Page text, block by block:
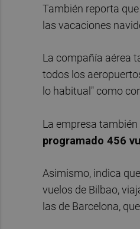
También reporta
las vacaciones
La compañía aérea
todos los
lo habitual" como
La empresa
programado 456
Asimismo, indica
vuelos de Bilbao,
las de Barcelona,